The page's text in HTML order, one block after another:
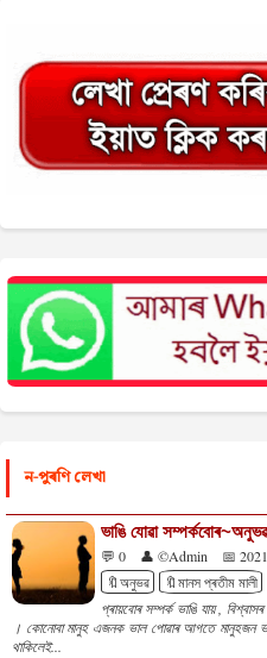
ন-পুৰণি লেখা
ভাঙি যোৱা
💬 0 👤 ©Admin
📅
🔖অনুভৱ
🔖মানস প্ৰতীম মালী
প্ৰায়বোৰ সম্পৰ্ক ভাঙি যায় ,
। কোনোবা মানুহ এজনক ভাল পোৱাৰ আগতে মানুহজন
থাকিলেই...